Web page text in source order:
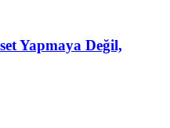
Yapmaya Değil,